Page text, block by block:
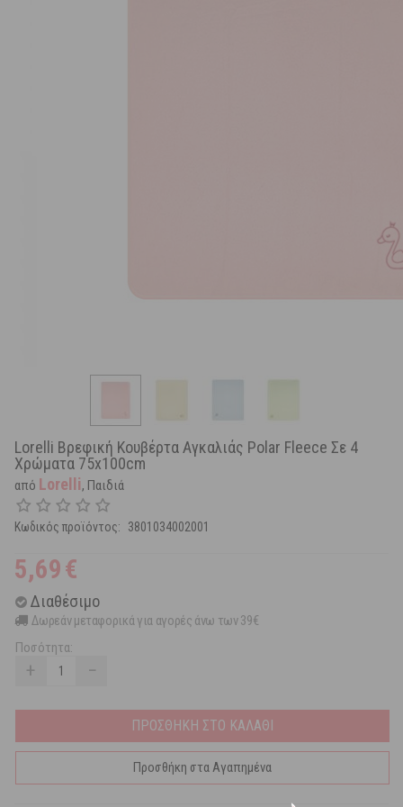
Lorelli Βρεφική Κουβέρτα Αγκαλιάς Polar Fleece Σε 4
Χρώματα 75x100cm
από Lorelli, Παιδιά
Κωδικός προϊόντος: 3801034002001
5,69€
Διαθέσιμο
Δωρεάν μεταφορικά για αγορές άνω των 39€
Ποσότητα:
+ −
ΠΡΟΣΘΗΚΗ ΣΤΟ ΚΑΛΑΘΙ
Προσθήκη στα Αγαπημένα